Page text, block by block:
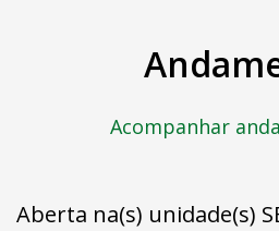
Acompanhar
Aberta na(s) unidade(s)